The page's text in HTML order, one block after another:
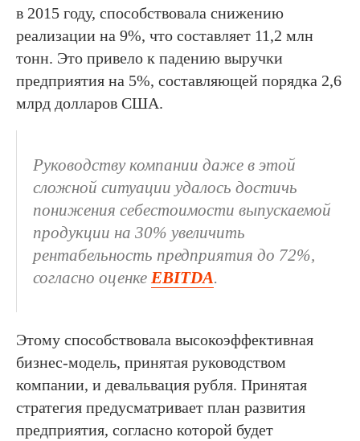
в 2015 году, способствовала снижению
реализации на 9%, что составляет 11,2 млн
тонн. Это привело к падению выручки
предприятия на 5%, составляющей порядка 2,6
млрд долларов США.
Руководству компании даже в этой
сложной ситуации удалось достичь
понижения себестоимости выпускаемой
продукции на 30% увеличить
рентабельность предприятия до 72%,
согласно оценке EBITDA.
Этому способствовала высокоэффективная
бизнес-модель, принятая руководством
компании, и девальвация рубля. Принятая
стратегия предусматривает план развития
предприятия, согласно которой будет